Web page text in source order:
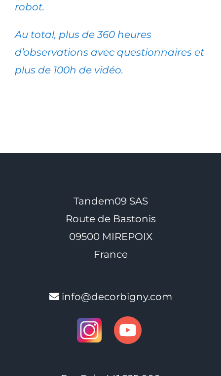
robot.
Au total, plus de 360 heures
d’observations avec questionnaires et
plus de 100h de vidéo.
Tandem09 SAS
Route de Bastonis
09500 MIREPOIX
France
info@decorbigny.com